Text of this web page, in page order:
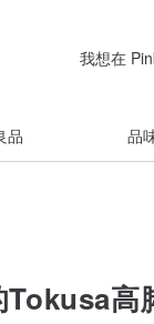
我想在
品 品
Tokusa高